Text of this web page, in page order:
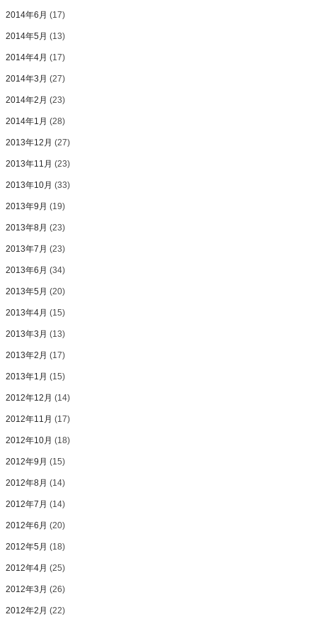
2014年6月 (17)
2014年5月 (13)
2014年4月 (17)
2014年3月 (27)
2014年2月 (23)
2014年1月 (28)
2013年12月 (27)
2013年11月 (23)
2013年10月 (33)
2013年9月 (19)
2013年8月 (23)
2013年7月 (23)
2013年6月 (34)
2013年5月 (20)
2013年4月 (15)
2013年3月 (13)
2013年2月 (17)
2013年1月 (15)
2012年12月 (14)
2012年11月 (17)
2012年10月 (18)
2012年9月 (15)
2012年8月 (14)
2012年7月 (14)
2012年6月 (20)
2012年5月 (18)
2012年4月 (25)
2012年3月 (26)
2012年2月 (22)